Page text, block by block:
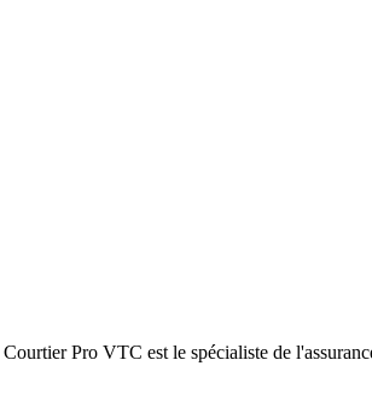
Pro VTC est le spécialiste de